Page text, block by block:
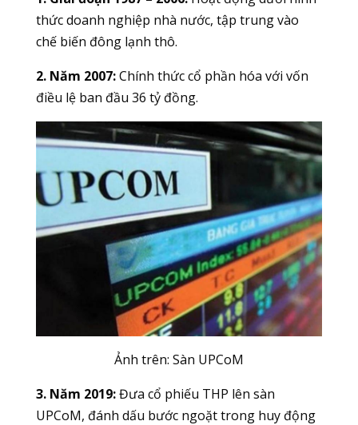
thức doanh nghiệp nhà nước, tập trung vào
chế biến đông lạnh thô.
2. Năm 2007:Chính thức cổ phần hóa với vốn
điều lệ ban đầu 36 tỷ đồng.
Ảnh trên: Sàn UPCoM
3. Năm 2019:Đưa cổ phiếu THP lên sàn
UPCoM, đánh dấu bước ngoặt trong huy động